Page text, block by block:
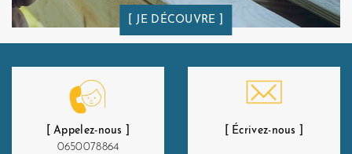
JE DÉCOUVRE
[ Appelez-nous ]
0650078864
[ Écrivez-nous ]